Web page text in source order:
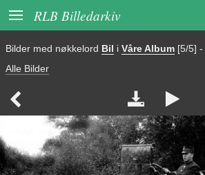
 RLB Billedarkiv
Bilder med nøkkelord Bil i Våre Album [5/5] -
Alle Bilder
  